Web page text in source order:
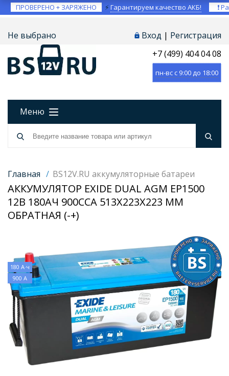
ПРОВЕРЕНО + ЗАРЯЖЕНО ⚡Гарантируем качество АКБ! ❗
Не выбрано Вход | Регистрация
+7 (499) 404 04 08
пн-вс с 9:00 до 18:00
Меню
Главная / BS12V.RU аккумуляторные батареи
АККУМУЛЯТОР EXIDE DUAL AGM EP1500
12В 180АЧ 900CCA 513X223X223 ММ
ОБРАТНАЯ (-+)
180 А·ч
900 А